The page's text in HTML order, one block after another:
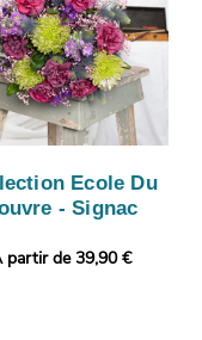
Ecole Du
- Signac
partir de 39,90 €